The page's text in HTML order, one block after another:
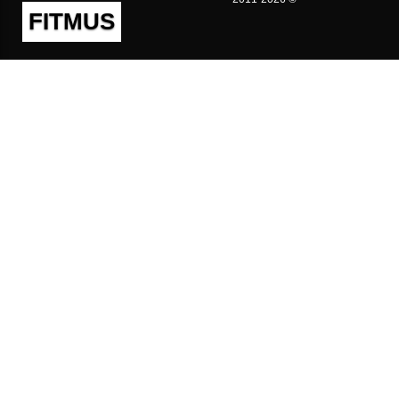
FITMUS